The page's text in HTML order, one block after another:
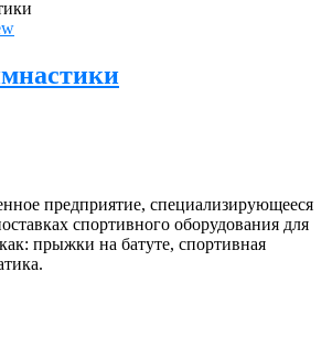
предприятие, специализирующееся
спортивного оборудования для
прыжки на батуте, спортивная